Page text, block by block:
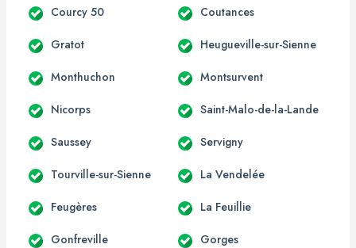
Courcy 50 Coutances
Gratot Heugueville-sur-Sienne
Monthuchon Montsurvent
Nicorps Saint-Malo-de-la-Lande
Saussey Servigny
Tourville-sur-Sienne La Vendelée
Feugères La Feuillie
Gonfreville Gorges